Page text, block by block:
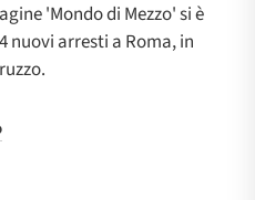
'Mondo di Mezzo' si è
nuovi arresti a Roma, in